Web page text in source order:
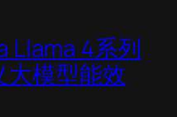
Llama 4系列
模型能效